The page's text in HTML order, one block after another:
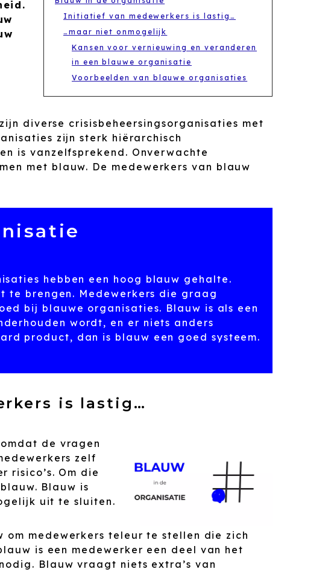
Initiatief van medewerkers is lastig…
…maar niet onmogelijk
Kansen voor vernieuwing en veranderen
in een blauwe organisatie
Voorbeelden van blauwe organisaties
diverse crisisbeheersingsorganisaties met
zijn sterk hiërarchisch
is vanzelfsprekend. Onverwachte
met blauw. De medewerkers van blauw
hebben een hoog blauw gehalte.
te brengen. Medewerkers die graag
bij blauwe organisaties. Blauw is als een
wordt, en er niets anders
product, dan is blauw een goed systeem.
is lastig…
de vragen
zelf
risico’s. Om die
Blauw is
uit te sluiten.
medewerkers teleur te stellen die zich
is een medewerker een deel van het
Blauw vraagt niets extra’s van